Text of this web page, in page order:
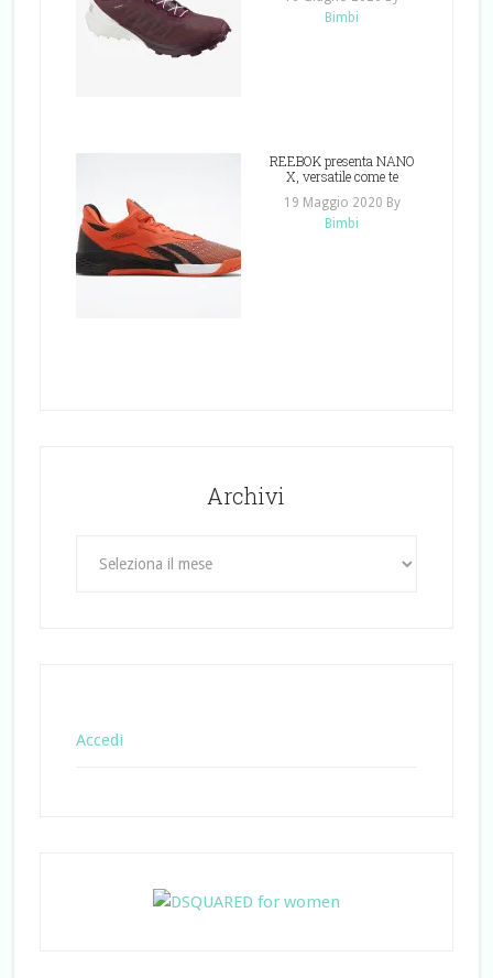
Bimbi
REEBOK presenta NANO
X, versatile come te
19 Maggio 2020 By
Bimbi
Archivi
Accedi